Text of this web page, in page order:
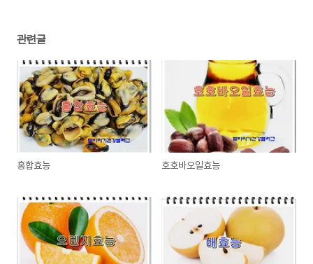
관련글
홍합효능 호호바오일효능